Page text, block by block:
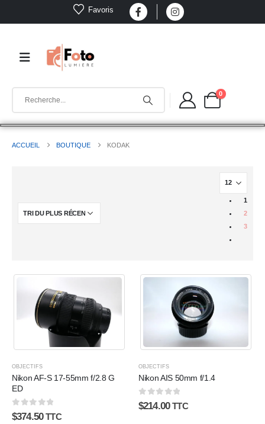
Favoris
0
ACCUEIL BOUTIQUE KODAK
1
2
3
OBJECTIFS
Nikon AF-S 17-55mm f/2.8 G
ED
0sur 5
$374.50 TTC
OBJECTIFS
Nikon AIS 50mm f/1.4
0sur 5
$214.00 TTC